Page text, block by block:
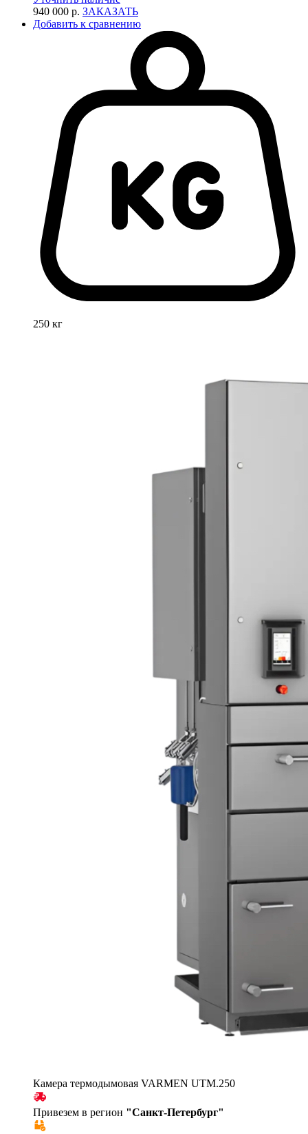
940 000 р. ЗАКАЗАТЬ
Добавить к сравнению
250 кг
Камера термодымовая VARMEN UTM.250
Привезем в регион "Санкт-Петербург"